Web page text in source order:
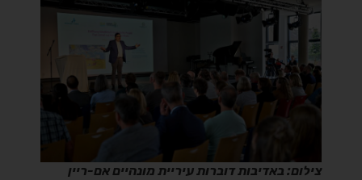
צילום: באדיבות דוברות עיריית מונהיים אם-ריין